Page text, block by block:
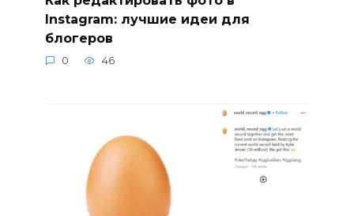
Instagram: лучшие идеи для
блогеров
0 46